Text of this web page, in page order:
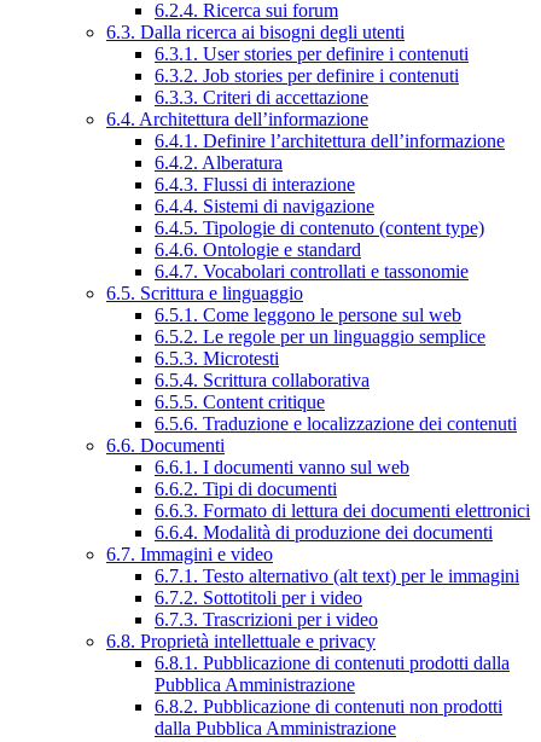
6.2.4. Ricerca sui forum
6.3. Dalla ricerca ai bisogni degli utenti
6.3.1. User stories per definire i contenuti
6.3.2. Job stories per definire i contenuti
6.3.3. Criteri di accettazione
6.4. Architettura dell’informazione
6.4.1. Definire l’architettura dell’informazione
6.4.2. Alberatura
6.4.3. Flussi di interazione
6.4.4. Sistemi di navigazione
6.4.5. Tipologie di contenuto (content type)
6.4.6. Ontologie e standard
6.4.7. Vocabolari controllati e tassonomie
6.5. Scrittura e linguaggio
6.5.1. Come leggono le persone sul web
6.5.2. Le regole per un linguaggio semplice
6.5.3. Microtesti
6.5.4. Scrittura collaborativa
6.5.5. Content critique
6.5.6. Traduzione e localizzazione dei contenuti
6.6. Documenti
6.6.1. I documenti vanno sul web
6.6.2. Tipi di documenti
6.6.3. Formato di lettura dei documenti elettronici
6.6.4. Modalità di produzione dei documenti
6.7. Immagini e video
6.7.1. Testo alternativo (alt text) per le immagini
6.7.2. Sottotitoli per i video
6.7.3. Trascrizioni per i video
6.8. Proprietà intellettuale e privacy
6.8.1. Pubblicazione di contenuti prodotti dalla
Pubblica Amministrazione
6.8.2. Pubblicazione di contenuti non prodotti
dalla Pubblica Amministrazione